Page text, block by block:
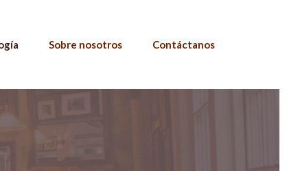
Sobre nosotros Contáctanos